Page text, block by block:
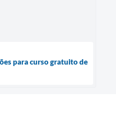
para curso gratuito de